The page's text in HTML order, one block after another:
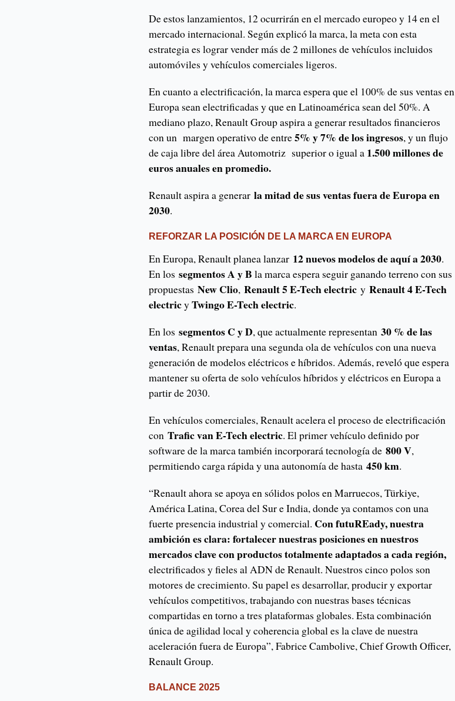
De estos lanzamientos, 12 ocurrirán en el mercado europeo y 14 en el
mercado internacional. Según explicó la marca, la meta con esta
estrategia es lograr vender más de 2 millones de vehículos incluidos
automóviles y vehículos comerciales ligeros.
En cuanto a electrificación, la marca espera que el 100% de sus ventas en
Europa sean electrificadas y que en Latinoamérica sean del 50%. A
mediano plazo, Renault Group aspira a generar resultados financieros
con un margen operativo de entre5% y 7% de los ingresos, y un flujo
de caja libre del área Automotriz superior o igual a 1.500 millones de
euros anuales en promedio.
Renault aspira a generarla mitad de sus ventas fuera de Europa en
2030.
REFORZAR LA POSICIÓN DE LA MARCA EN EUROPA
En Europa, Renault planea lanzar 12 nuevos modelos de aquí a 2030.
En lossegmentos A y B la marca espera seguir ganando terreno con sus
propuestasNew Clio,Renault 5 E-Tech electric yRenault 4 E-Tech
electricyTwingo E-Tech electric.
En lossegmentos C y D, que actualmente representan30 % de las
ventas, Renault prepara una segunda ola de vehículos con una nueva
generación de modelos eléctricos e híbridos. Además, reveló que espera
mantener su oferta de solo vehículos híbridos y eléctricos en Europa a
partir de 2030.
En vehículos comerciales, Renault acelera el proceso de electrificación
conTrafic van E-Tech electric. El primer vehículo definido por
software de la marca también incorporará tecnología de800 V,
permitiendo carga rápida y una autonomía de hasta450 km.
“Renault ahora se apoya en sólidos polos en Marruecos, Türkiye,
América Latina, Corea del Sur e India, donde ya contamos con una
fuerte presencia industrial y comercial. Con futuREady, nuestra
ambición es clara: fortalecer nuestras posiciones en nuestros
mercados clave con productos totalmente adaptados a cada región,
electrificados y fieles al ADN de Renault. Nuestros cinco polos son
motores de crecimiento. Su papel es desarrollar, producir y exportar
vehículos competitivos, trabajando con nuestras bases técnicas
compartidas en torno a tres plataformas globales. Esta combinación
única de agilidad local y coherencia global es la clave de nuestra
aceleración fuera de Europa”, Fabrice Cambolive, Chief Growth Officer,
Renault Group.
BALANCE 2025